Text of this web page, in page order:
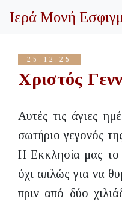
25.12.25
Χριστός
Αυτές τις άγιες
σωτήριο γεγονός
Η Εκκλησία μας το
όχι απλώς για να
πριν από δύο
Ιερά Μονή